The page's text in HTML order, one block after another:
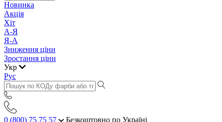
Новинка
Акція
Хіт
А-Я
Я-А
Зниження ціни
Зростання ціни
Укр
Рус
0 (800) 75 75 57
Безкоштовно по Україні